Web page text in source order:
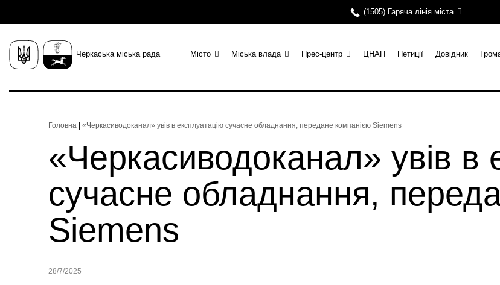
(1505) Гаряча лінія міста
Черкаська міська рада Місто Міська влада Прес-центр ЦНАП Петиції Довідник
Головна «Черкасиводоканал» увів в експлуатацію сучасне обладнання, передане компанією Siemens
«Черкасиводоканал» увів в
сучасне обладнання,
Siemens
28/7/2025